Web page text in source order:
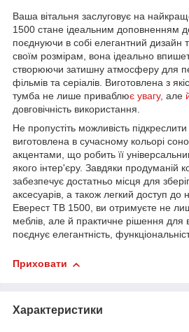
Ваша вітальня заслуговує на
1500 стане ідеальним доповненням
поєднуючи в собі елегантний дизайн
своїм розмірам, вона ідеально
створюючи затишну атмосферу для
фільмів та серіалів. Виготовлена з
тумба не лише приваблює увагу, але
довговічність використання.
Не пропустіть можливість
виготовлена в сучасному кольорі
акцентами, що робить її
якого інтер'єру. Завдяки продуманій
забезпечує достатньо місця для
аксесуарів, а також легкий доступ
Еверест ТВ 1500, ви отримуєте не
меблів, але й практичне рішення для
поєднує елегантність,
Приховати
Характеристики